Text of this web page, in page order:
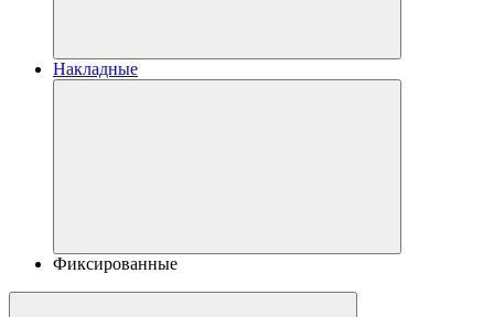
Накладные
Фиксированные